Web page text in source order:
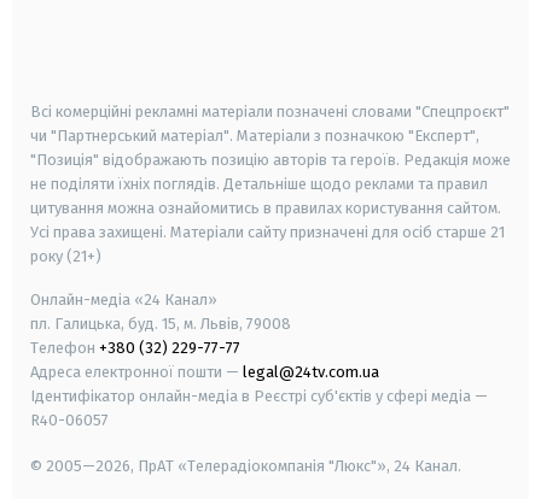
Всі комерційні рекламні матеріали позначені словами "Спецпроєкт"
чи "Партнерський матеріал". Матеріали з позначкою "Експерт",
"Позиція" відображають позицію авторів та героїв. Редакція може
не поділяти їхніх поглядів. Детальніше щодо реклами та правил
цитування можна ознайомитись в правилах користування сайтом.
Усі права захищені. Матеріали сайту призначені для осіб старше 21
року (21+)
Онлайн-медіа «24 Канал»
пл. Галицька, буд. 15, м. Львів, 79008
Телефон +380 (32) 229-77-77
Адреса електронної пошти — legal@24tv.com.ua
Ідентифікатор онлайн-медіа в Реєстрі суб'єктів у сфері медіа —
R40-06057
© 2005—2026, ПрАТ «Телерадіокомпанія "Люкс"», 24 Канал.